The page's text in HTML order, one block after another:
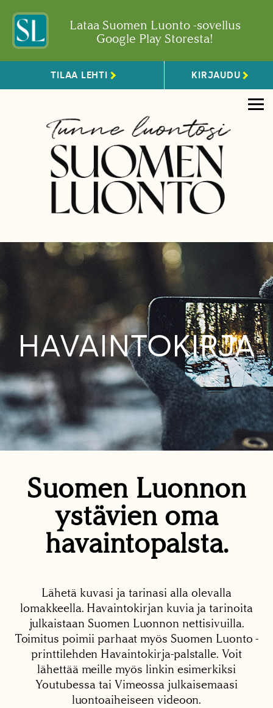
Lataa Suomen Luonto -sovellus
Google Play Storesta!
TILAA LEHTI KIRJAUDU
HAVAINTOKIRJA
Suomen Luonnon
ystävien oma
havaintopalsta.
Lähetä kuvasi ja tarinasi alla olevalla
lomakkeella. Havaintokirjan kuvia ja tarinoita
julkaistaan Suomen Luonnon nettisivuilla.
Toimitus poimii parhaat myös Suomen Luonto -
printtilehden Havaintokirja-palstalle. Voit
lähettää meille myös linkin esimerkiksi
Youtubessa tai Vimeossa julkaisemaasi
luontoaiheiseen videoon.